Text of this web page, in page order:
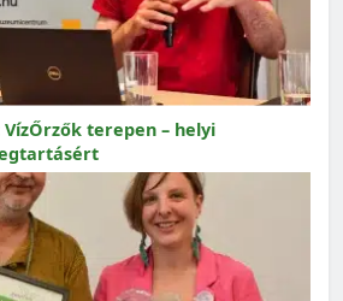
terepen – helyi